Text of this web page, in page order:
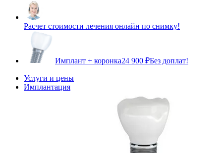
Расчет стоимости лечения онлайн по снимку!
Имплант + коронка24 900 ₽Без доплат!
Услуги и цены
Имплантация